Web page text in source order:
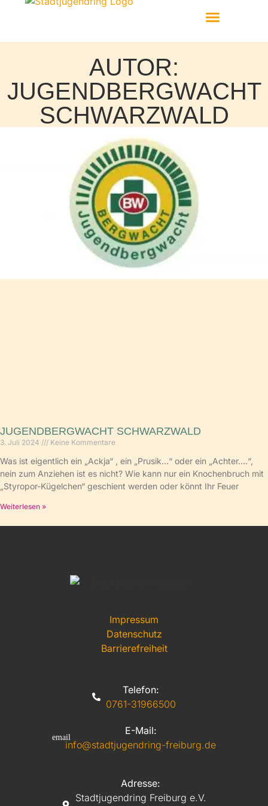
AUTOR:
JUGENDBERGWACHT
SCHWARZWALD
JUGENDBERGWACHT SCHWARZWALD
3. Juli 2024 Keine Kommentare
Was ist eigentlich ein „Ackja“ , ein „Prusik…“ oder ein „Achter….“,
nein zum Anziehen ist es nicht? Wie kann nur ein Knochenbruch mit
„Styropor-Kügelchen“ geschient werden oder könnt Ihr Feuer
Weiterlesen »
Impressum
Datenschutz
Barrierefreiheit
Telefon:
0761-31966500
E-Mail:
info@stadtjugendring-freiburg.de
Adresse:
Stadtjugendring Freiburg e.V.